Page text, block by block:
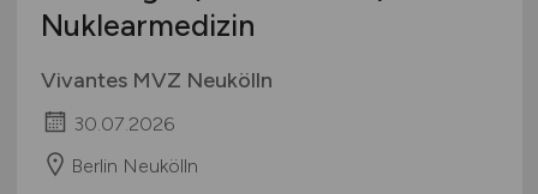
Nuklearmedizin
Vivantes MVZ Neukölln
30.07.2026
Berlin Neukölln